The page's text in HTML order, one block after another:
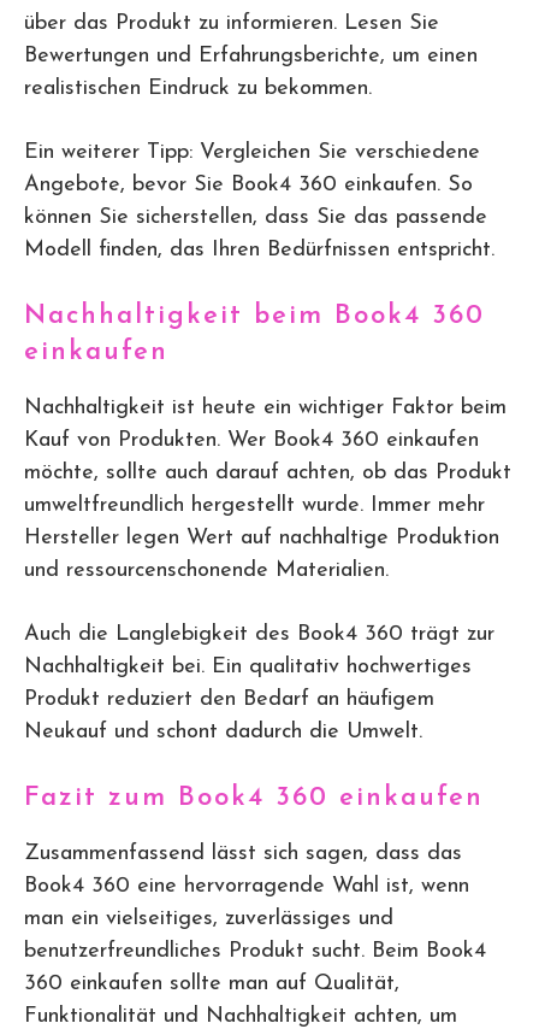
über das Produkt zu informieren. Lesen Sie
Bewertungen und Erfahrungsberichte, um einen
realistischen Eindruck zu bekommen.
Ein weiterer Tipp: Vergleichen Sie verschiedene
Angebote, bevor Sie Book4 360 einkaufen. So
können Sie sicherstellen, dass Sie das passende
Modell finden, das Ihren Bedürfnissen entspricht.
Nachhaltigkeit beim Book4 360
einkaufen
Nachhaltigkeit ist heute ein wichtiger Faktor beim
Kauf von Produkten. Wer Book4 360 einkaufen
möchte, sollte auch darauf achten, ob das Produkt
umweltfreundlich hergestellt wurde. Immer mehr
Hersteller legen Wert auf nachhaltige Produktion
und ressourcenschonende Materialien.
Auch die Langlebigkeit des Book4 360 trägt zur
Nachhaltigkeit bei. Ein qualitativ hochwertiges
Produkt reduziert den Bedarf an häufigem
Neukauf und schont dadurch die Umwelt.
Fazit zum Book4 360 einkaufen
Zusammenfassend lässt sich sagen, dass das
Book4 360 eine hervorragende Wahl ist, wenn
man ein vielseitiges, zuverlässiges und
benutzerfreundliches Produkt sucht. Beim Book4
360 einkaufen sollte man auf Qualität,
Funktionalität und Nachhaltigkeit achten, um